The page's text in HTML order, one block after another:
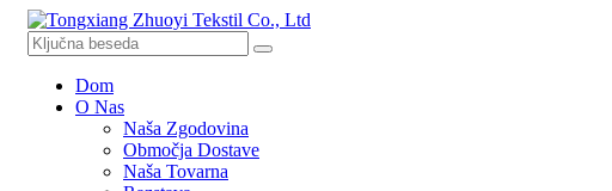
Dom
O Nas
Naša Zgodovina
Območja Dostave
Naša Tovarna